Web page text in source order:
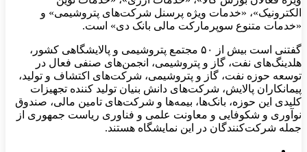
الکترونیک»، «خدمات ویژه پرسنل شرکت‌های پتروشیمی» و
«خدمات متنوع سوپرمارکت مالی بانک دی» است.
گفتنی است بیش از ۵۰ مجتمع پتروشیمی و پالایشگاهی کشور،
هلدینگ‌های نفت، گاز و پتروشیمی، انجمن‌های صنفی فعال در
توسعه حوزه نفت، گاز و پتروشیمی، شرکت‌های اکتشاف و تولید،
پیمانکاران پالایش، شرکت‌های دانش بنیان تولید کننده تجهیزات
کلیدی این حوزه، بانک‌ها، بیمه‌ها و شرکت‌های تامین مالی، صندوق
نوآوری و شکوفایی و معاونت علمی و فناوری ریاست جمهوری از
جمله شرکت‌کنندگان در این نمایشگاه هستند.